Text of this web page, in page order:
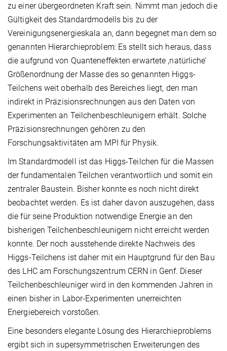
zu einer übergeordneten Kraft sein. Nimmt man jedoch die
Gültigkeit des Standardmodells bis zu der
Vereinigungsenergieskala an, dann begegnet man dem so
genannten Hierarchieproblem: Es stellt sich heraus, dass
die aufgrund von Quanteneffekten erwartete ,natürliche’
Größenordnung der Masse des so genannten Higgs-
Teilchens weit oberhalb des Bereiches liegt, den man
indirekt in Präzisionsrechnungen aus den Daten von
Experimenten an Teilchenbeschleunigern erhält. Solche
Präzisionsrechnungen gehören zu den
Forschungsaktivitäten am MPI für Physik.
Im Standardmodell ist das Higgs-Teilchen für die Massen
der fundamentalen Teilchen verantwortlich und somit ein
zentraler Baustein. Bisher konnte es noch nicht direkt
beobachtet werden. Es ist daher davon auszugehen, dass
die für seine Produktion notwendige Energie an den
bisherigen Teilchenbeschleunigern nicht erreicht werden
konnte. Der noch ausstehende direkte Nachweis des
Higgs-Teilchens ist daher mit ein Hauptgrund für den Bau
des LHC am Forschungszentrum CERN in Genf. Dieser
Teilchenbeschleuniger wird in den kommenden Jahren in
einen bisher in Labor-Experimenten unerreichten
Energiebereich vorstoßen.
Eine besonders elegante Lösung des Hierarchieproblems
ergibt sich in supersymmetrischen Erweiterungen des